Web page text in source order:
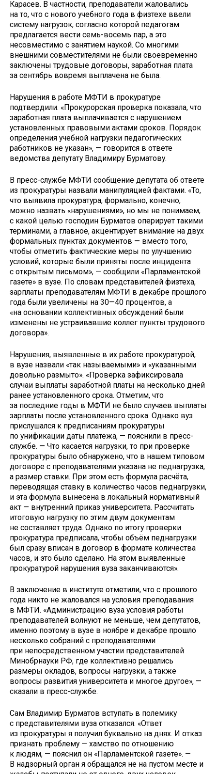
Карасев. В частности, преподаватели жаловались
на то, что с нового учебного года в физтехе ввели
систему нагрузок, согласно которой педагогам
предлагается вести семь-восемь пар, а это
несовместимо с занятием наукой. Со многими
внешними совместителями не были своевременно
заключены трудовые договоры, заработная плата
за сентябрь вовремя выплачена не была.
Нарушения в работе МФТИ в прокуратуре
подтвердили. «Прокурорская проверка показала, что
заработная плата выплачивается с нарушением
установленных правовыми актами сроков. Порядок
определения учебной нагрузки педагогических
работников не указан», — говорится в ответе
ведомства депутату Владимиру Бурматову.
В пресс-службе МФТИ сообщение депутата об ответе
из прокуратуры назвали манипуляцией фактами. «То,
что выявила прокуратура, формально, конечно,
можно назвать «нарушениями», но мы не понимаем,
с какой целью господин Бурматов оперирует такими
терминами, а главное, акцентирует внимание на двух
формальных пунктах документов — вместо того,
чтобы отметить фактические меры по улучшению
условий, которые были приняты после инцидента
с открытым письмом», — сообщили «Парламентской
газете» в вузе. По словам представителей физтеха,
зарплаты преподавателям МФТИ в декабре прошлого
года были увеличены на 30—40 процентов, а
«на основании коллективных обсуждений были
изменены не устраивавшие коллег пункты трудового
договора».
Нарушения, выявленные в их работе прокуратурой,
в вузе назвали «так называемыми» и «указанными
довольно размыто». «Проверка зафиксировала
случаи выплаты заработной платы на несколько дней
ранее установленного срока. Отметим, что
за последние годы в МФТИ не было случаев выплаты
зарплаты после установленного срока. Однако вуз
прислушался к предписаниям прокуратуры
по унификации даты платежа, — пояснили в пресс-
службе. — Что касается нагрузки, то при проверке
прокуратуры было обнаружено, что в нашем типовом
договоре с преподавателями указана не педнагрузка,
а размер ставки. При этом есть формула расчёта,
переводящая ставку в количество часов педнагрузки,
и эта формула вынесена в локальный нормативный
акт — внутренний приказ университета. Рассчитать
итоговую нагрузку по этим двум документам
не составляет труда. Однако по итогу проверки
прокуратура предписала, чтобы объём педнагрузки
был сразу вписан в договор в формате количества
часов, и это было сделано. На этом выявленные
прокуратурой нарушения вуза заканчиваются».
В заключение в институте отметили, что с прошлого
года никто не жаловался на условия преподавания
в МФТИ. «Администрацию вуза условия работы
преподавателей волнуют не меньше, чем депутатов,
именно поэтому в вузе в ноябре и декабре прошло
несколько собраний с преподавателями
при непосредственном участии представителей
Минобрнауки РФ, где коллективно решались
размеры окладов, вопросы нагрузки, а также
вопросы развития университета и многое другое», —
сказали в пресс-службе.
Сам Владимир Бурматов вступать в полемику
с представителями вуза отказался. «Ответ
из прокуратуры я получил буквально на днях. И отказ
признать проблему — хамство по отношению
к людям, — пояснил он «Парламентской газете». —
В надзорный орган я обращался не на пустом месте и